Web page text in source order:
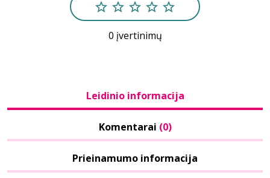
0 įvertinimų
Leidinio informacija
Komentarai (0)
Prieinamumo informacija